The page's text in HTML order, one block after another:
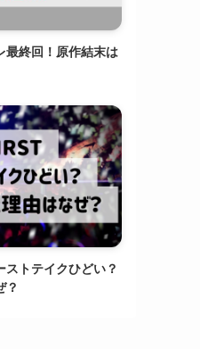
最終回！原作結末は
ストテイクひどい？
？